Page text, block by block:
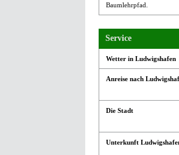
Baumlehrpfad.
Service
Wetter in Ludwigshafen
Anreise nach
Die Stadt
Unterkunft